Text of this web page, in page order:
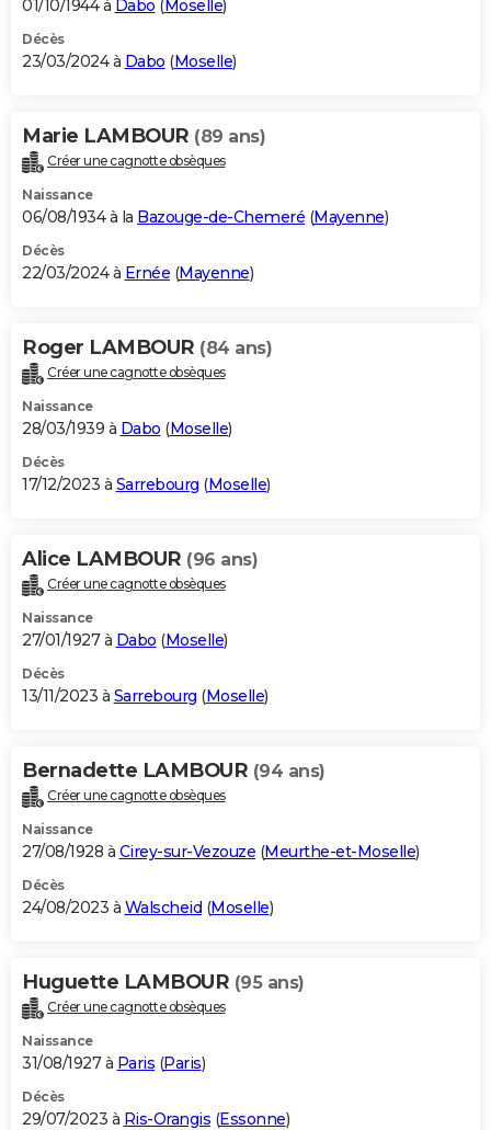
01/10/1944 à Dabo ( Moselle)
Décès
23/03/2024 à Dabo (Moselle)
Marie LAMBOUR (89 ans)
Créer une cagnotte obsèques
Naissance
06/08/1934 à la Bazouge-de-Chemeré (Mayenne)
Décès
22/03/2024 à Ernée (Mayenne)
Roger LAMBOUR (84 ans)
Créer une cagnotte obsèques
Naissance
28/03/1939 à Dabo (Moselle)
Décès
17/12/2023 à Sarrebourg (Moselle)
Alice LAMBOUR (96 ans)
Créer une cagnotte obsèques
Naissance
27/01/1927 à Dabo (Moselle)
Décès
13/11/2023 à Sarrebourg (Moselle)
Bernadette LAMBOUR (94 ans)
Créer une cagnotte obsèques
Naissance
27/08/1928 à Cirey-sur-Vezouze (Meurthe-et-Moselle)
Décès
24/08/2023 à Walscheid (Moselle)
Huguette LAMBOUR (95 ans)
Créer une cagnotte obsèques
Naissance
31/08/1927 à Paris (Paris)
Décès
29/07/2023 à Ris-Orangis (Essonne)